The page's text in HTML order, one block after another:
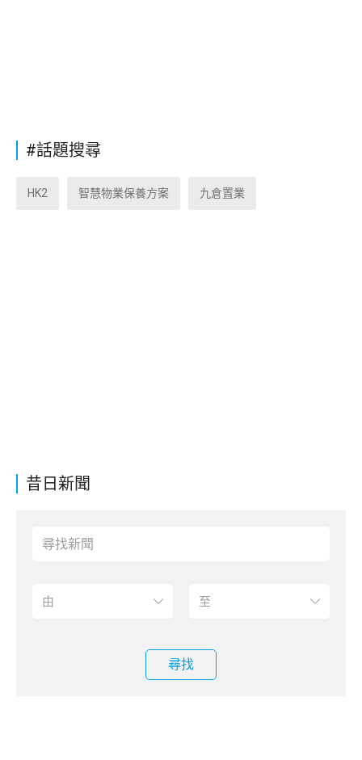
昔日新聞
尋找
#話題搜尋
HK2 智慧物業保養方案 九倉置業